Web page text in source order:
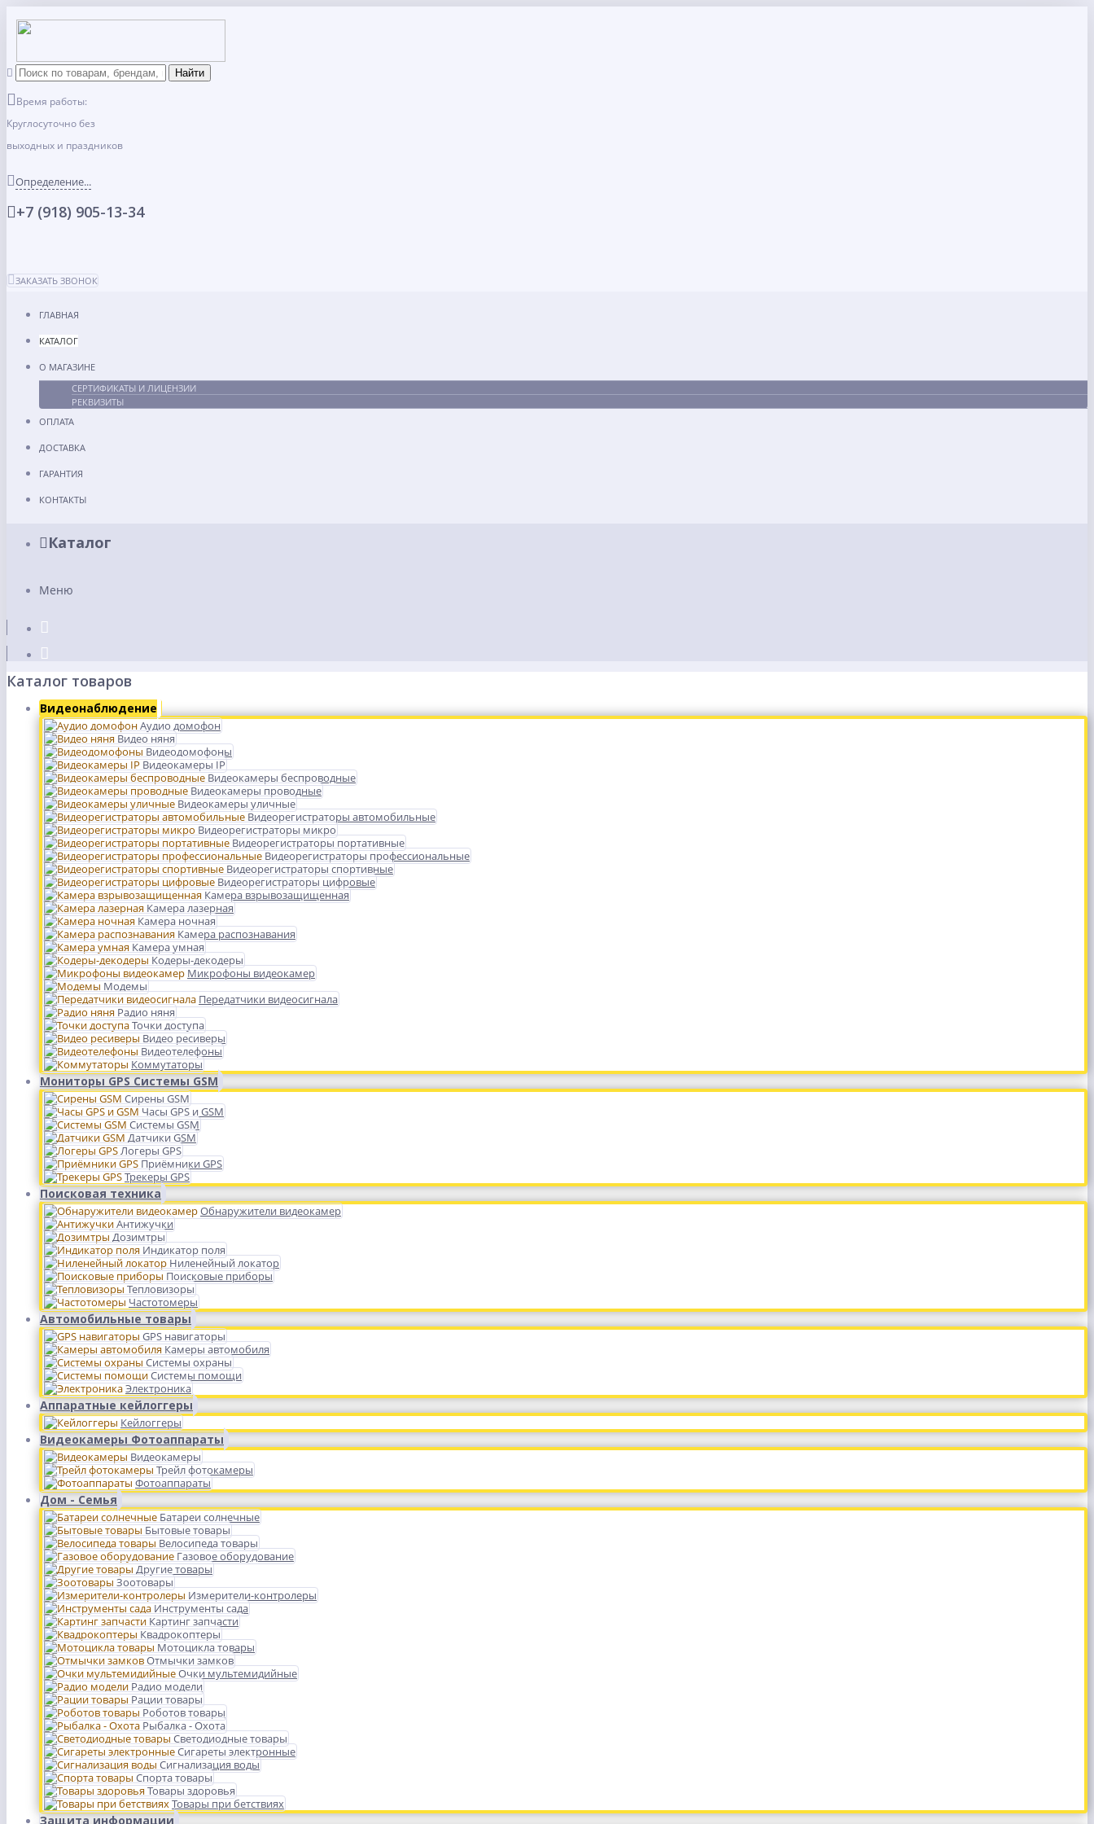
Время работы:
Круглосуточно без
выходных и праздников
Определение...
+7 (918) 905-13-34
ЗАКАЗАТЬ ЗВОНОК
ГЛАВНАЯ
КАТАЛОГ
О МАГАЗИНЕ
СЕРТИФИКАТЫ И ЛИЦЕНЗИИ
РЕКВИЗИТЫ
ОПЛАТА
ДОСТАВКА
ГАРАНТИЯ
КОНТАКТЫ
Каталог
Меню
Каталог товаров
Видеонаблюдение
Аудио домофон
Видео няня
Видеодомофоны
Видеокамеры IP
Видеокамеры беспроводные
Видеокамеры проводные
Видеокамеры уличные
Видеорегистраторы автомобильные
Видеорегистраторы микро
Видеорегистраторы портативные
Видеорегистраторы профессиональные
Видеорегистраторы спортивные
Видеорегистраторы цифровые
Камера взрывозащищенная
Камера лазерная
Камера ночная
Камера распознавания
Камера умная
Кодеры-декодеры
Микрофоны видеокамер
Модемы
Передатчики видеосигнала
Радио няня
Точки доступа
Видео ресиверы
Видеотелефоны
Коммутаторы
Мониторы GPS Системы GSM
Сирены GSM
Часы GPS и GSM
Системы GSM
Датчики GSM
Логеры GPS
Приёмники GPS
Трекеры GPS
Поисковая техника
Обнаружители видеокамер
Антижучки
Дозимтры
Индикатор поля
Ниленейный локатор
Поисковые приборы
Тепловизоры
Частотомеры
Автомобильные товары
GPS навигаторы
Камеры автомобиля
Системы охраны
Системы помощи
Электроника
Аппаратные кейлоггеры
Кейлоггеры
Видеокамеры Фотоаппараты
Видеокамеры
Трейл фотокамеры
Фотоаппараты
Дом - Семья
Батареи солнечные
Бытовые товары
Велосипеда товары
Газовое оборудование
Другие товары
Зоотовары
Измерители-контролеры
Инструменты сада
Картинг запчасти
Квадрокоптеры
Мотоцикла товары
Отмычки замков
Очки мультемидийные
Радио модели
Рации товары
Роботов товары
Рыбалка - Охота
Светодиодные товары
Сигареты электронные
Сигнализация воды
Спорта товары
Товары здоровья
Товары при бетствиях
Защита информации